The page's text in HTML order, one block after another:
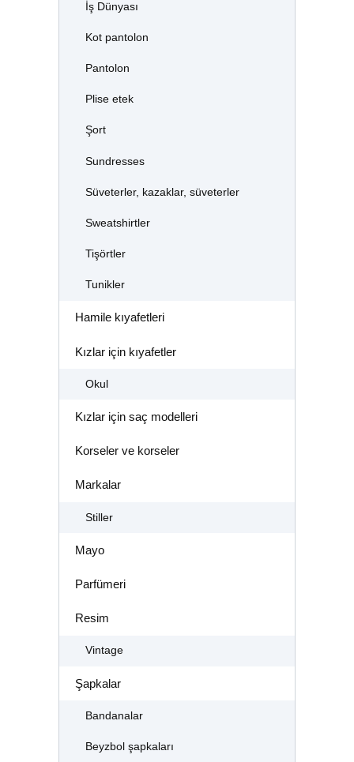
İş Dünyası
Kot pantolon
Pantolon
Plise etek
Şort
Sundresses
Süveterler, kazaklar, süveterler
Sweatshirtler
Tişörtler
Tunikler
Hamile kıyafetleri
Kızlar için kıyafetler
Okul
Kızlar için saç modelleri
Korseler ve korseler
Markalar
Stiller
Mayo
Parfümeri
Resim
Vintage
Şapkalar
Bandanalar
Beyzbol şapkaları